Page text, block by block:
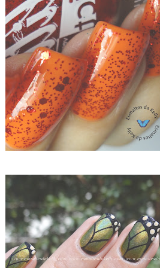
CHRIS "COM QUEM VOU SAIR" LORENA + ANIMATE L.A.GIRL GLITTER ADDICT ANIMATE
ACID LEMON E ANIMAL PRINT BUTERFLY